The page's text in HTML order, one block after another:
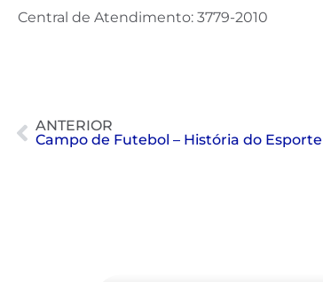
Central de Atendimento: 3779-2010
ANTERIOR
Campo de Futebol – História do